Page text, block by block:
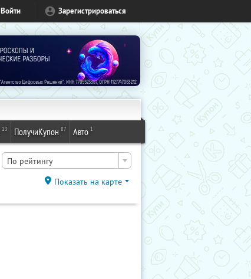
Войти Зарегистрироваться
13 ПолучиКупон 87 Авто 1
По рейтингу
Показать на карте